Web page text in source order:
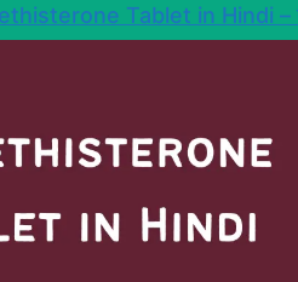
Tablet in Hindi –